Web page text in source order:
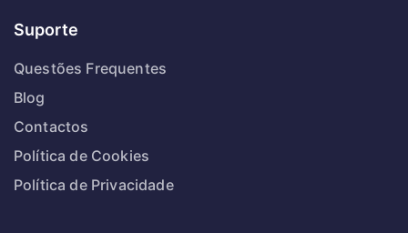
Suporte
Questões Frequentes
Blog
Contactos
Política de Cookies
Política de Privacidade